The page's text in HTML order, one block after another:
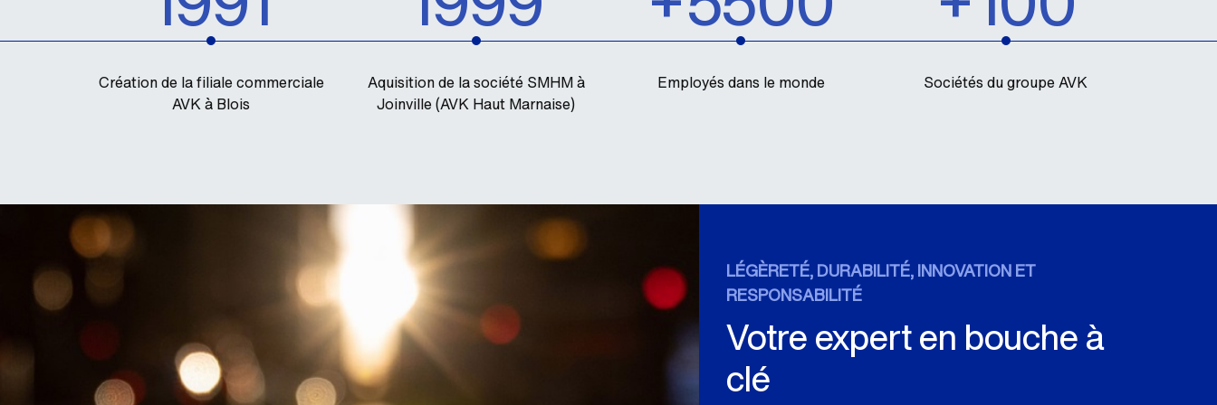
Création de la filiale commerciale
AVK à Blois
Aquisition de la société SMHM à
Joinville (AVK Haut Marnaise)
Employés dans le monde Sociétés du groupe AVK
LÉGÈRETÉ, DURABILITÉ, INNOVATION ET
RESPONSABILITÉ
Votre expert en bouche à
clé